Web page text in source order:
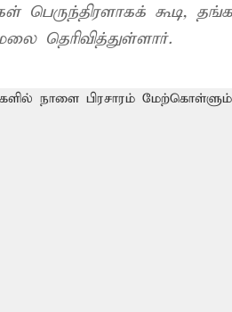
பெருந்திரளாகக் கூடி,
தெரிவித்துள்ளார்.